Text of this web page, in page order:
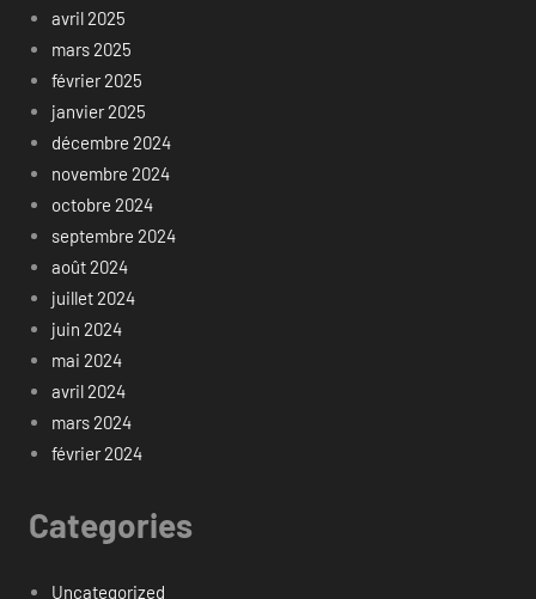
avril 2025
mars 2025
février 2025
janvier 2025
décembre 2024
novembre 2024
octobre 2024
septembre 2024
août 2024
juillet 2024
juin 2024
mai 2024
avril 2024
mars 2024
février 2024
Categories
Uncategorized